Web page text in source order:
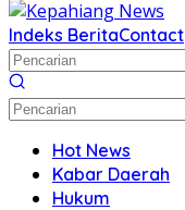
Indeks BeritaContact
Hot News
Kabar Daerah
Hukum